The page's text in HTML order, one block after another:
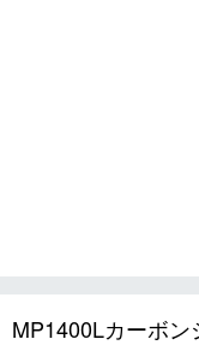
カーボン